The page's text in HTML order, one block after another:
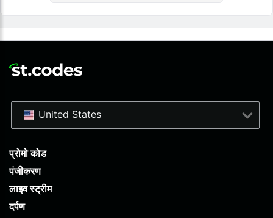
प्रोमो कोड
पंजीकरण
लाइव स्ट्रीम
दर्पण
United States